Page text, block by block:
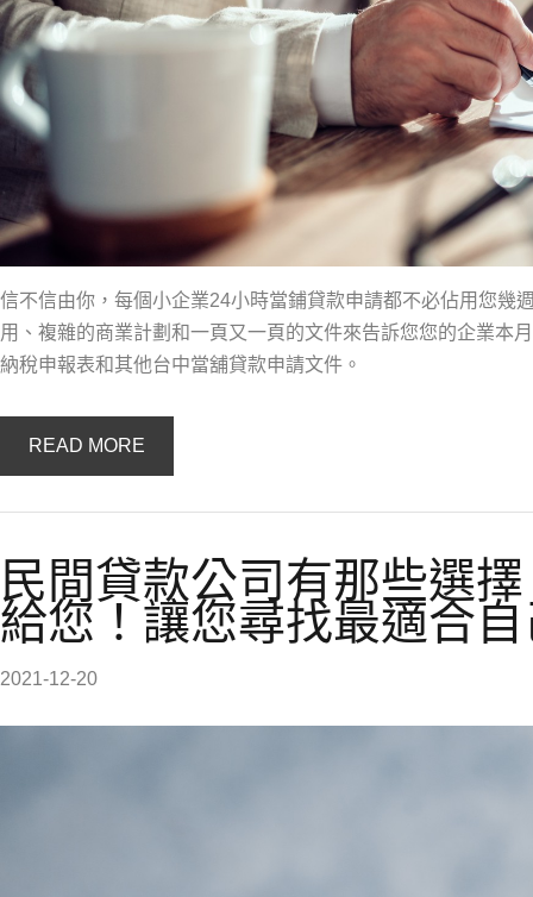
信不信由你，每個小企業24小時當鋪貸款申請都不必佔用您幾
用、複雜的商業計劃和一頁又一頁的文件來告訴您您的企業本
納稅申報表和其他台中當舖貸款申請文件。
READ MORE
民間貸款公司有那些選
給您！讓您尋找最適合
2021-12-20